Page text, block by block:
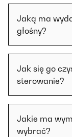
Jaką ma
głośny?
Jak się go
sterowanie?
Jakie ma
wybrać?